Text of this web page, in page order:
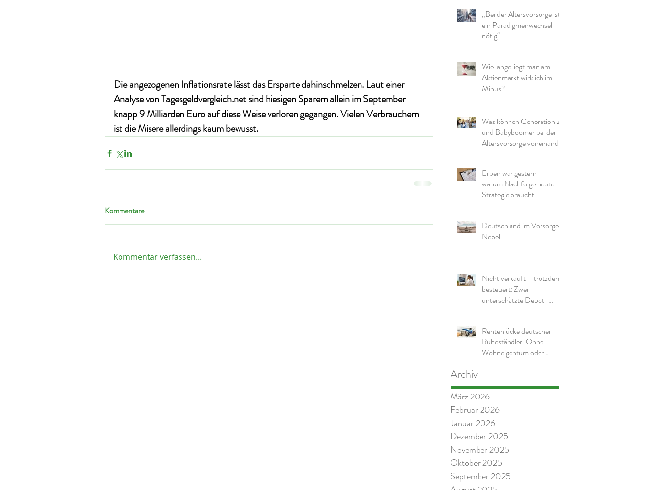
Die angezogenen Inflationsrate lässt das Ersparte dahinschmelzen. Laut einer
Analyse von Tagesgeldvergleich.net sind hiesigen Sparern allein im September
knapp 9 Milliarden Euro auf diese Weise verloren gegangen. Vielen Verbrauchern
ist die Misere allerdings kaum bewusst.
Kommentare
Kommentar verfassen...
„Bei der Altersvorsorge ist
ein Paradigmenwechsel
nötig“
Wie lange liegt man am
Aktienmarkt wirklich im
Minus?
Was können Generation Z
und Babyboomer bei der
Altersvorsorge voneinander
Erben war gestern –
warum Nachfolge heute
Strategie braucht
Deutschland im Vorsorge-
Nebel
Nicht verkauft – trotzdem
besteuert: Zwei
unterschätzte Depot-
Rentenlücke deutscher
Ruheständler: Ohne
Wohneigentum oder
Archiv
März 2026
Februar 2026
Januar 2026
Dezember 2025
November 2025
Oktober 2025
September 2025